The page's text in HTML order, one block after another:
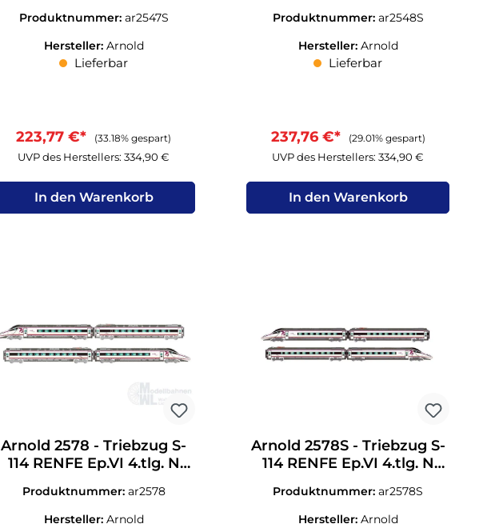
Produktnummer: ar2547S
Hersteller: Arnold
Lieferbar
223,77 €* (33.18% gespart)
UVP des Herstellers: 334,90 €
In den Warenkorb
Produktnummer: ar2548S
Hersteller: Arnold
Lieferbar
237,76 €* (29.01% gespart)
UVP des Herstellers: 334,90 €
In den Warenkorb
Arnold 2578 - Triebzug S-
114 RENFE Ep.VI 4.tlg. N
Produktnummer: ar2578
Hersteller: Arnold
Arnold 2578S - Triebzug S-
114 RENFE Ep.VI 4.tlg. N
Produktnummer:ar2578S
Hersteller: Arnold